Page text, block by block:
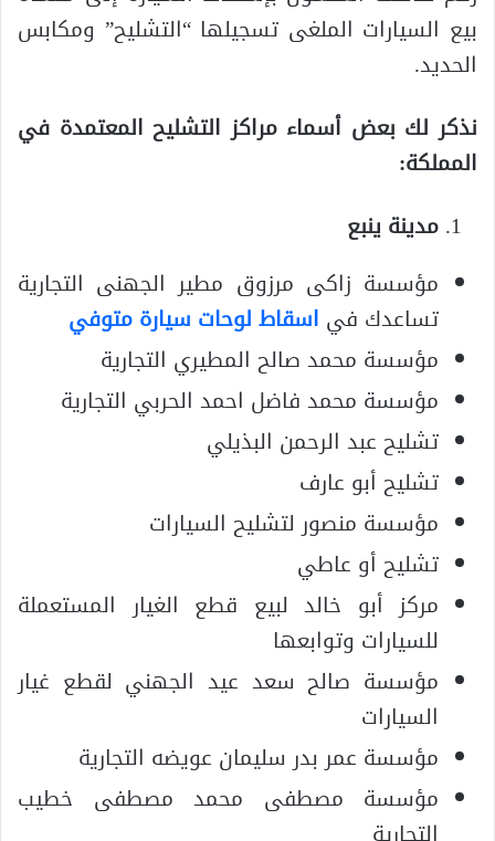
بيع السيارات الملغى تسجيلها “التشليح” ومكابس
الحديد.
نذكر لك بعض أسماء مراكز التشليح المعتمدة في
المملكة:
مدينة ينبع
مؤسسة زاكى مرزوق مطير الجهنى التجارية
تساعدك في اسقاط لوحات سيارة متوفي
مؤسسة محمد صالح المطيري التجارية
مؤسسة محمد فاضل احمد الحربي التجارية
تشليح عبد الرحمن البذيلي
تشليح أبو عارف
مؤسسة منصور لتشليح السيارات
تشليح أو عاطي
مركز أبو خالد لبيع قطع الغيار المستعملة
للسيارات وتوابعها
مؤسسة صالح سعد عيد الجهني لقطع غيار
السيارات
مؤسسة عمر بدر سليمان عويضه التجارية
مؤسسة مصطفى محمد مصطفى خطيب